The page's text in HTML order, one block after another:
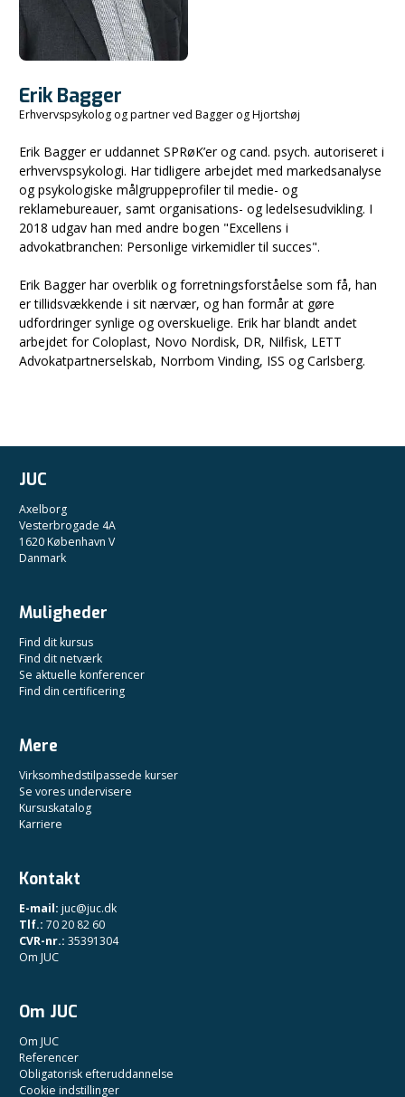
Erik Bagger
Erhvervspsykolog og partner ved Bagger og Hjortshøj
Erik Bagger er uddannet SPRøK’er og cand. psych. autoriseret i
erhvervspsykologi. Har tidligere arbejdet med markedsanalyse
og psykologiske målgruppeprofiler til medie- og
reklamebureauer, samt organisations- og ledelsesudvikling. I
2018 udgav han med andre bogen "Excellens i
advokatbranchen: Personlige virkemidler til succes".
Erik Bagger har overblik og forretningsforståelse som få, han
er tillidsvækkende i sit nærvær, og han formår at gøre
udfordringer synlige og overskuelige. Erik har blandt andet
arbejdet for Coloplast, Novo Nordisk, DR, Nilfisk, LETT
Advokatpartnerselskab, Norrbom Vinding, ISS og Carlsberg.
JUC
Axelborg
Vesterbrogade 4A
1620 København V
Danmark
Muligheder
Find dit kursus
Find dit netværk
Se aktuelle konferencer
Find din certificering
Mere
Virksomhedstilpassede kurser
Se vores undervisere
Kursuskatalog
Karriere
Kontakt
E-mail: juc@juc.dk
Tlf.: 70 20 82 60
CVR-nr.: 35391304
Om JUC
Om JUC
Om JUC
Referencer
Obligatorisk efteruddannelse
Cookie indstillinger